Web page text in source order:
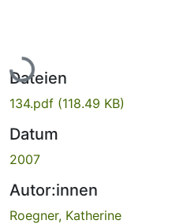
Lade...
Dateien
134.pdf (118.49 KB)
Datum
2007
Autor:innen
Roegner, Katherine